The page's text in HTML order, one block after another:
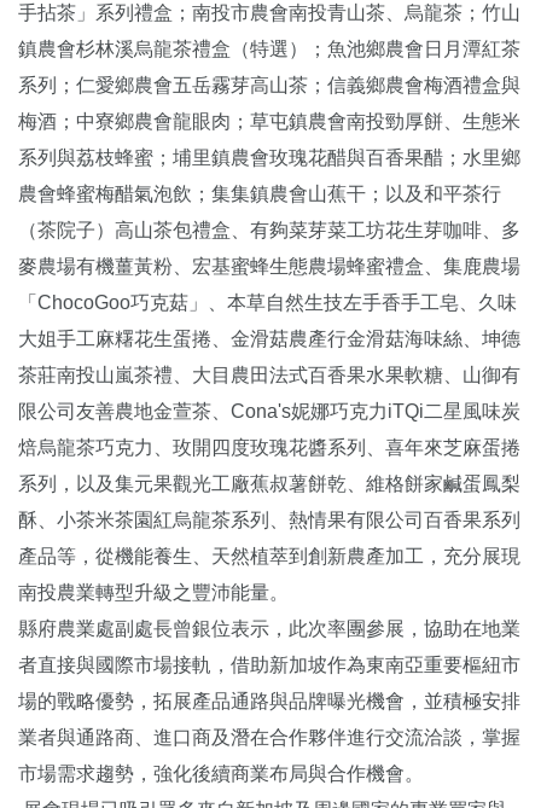
手拈茶」系列禮盒；南投市農會南投青山茶、烏龍茶；竹山
鎮農會杉林溪烏龍茶禮盒（特選）；魚池鄉農會日月潭紅茶
系列；仁愛鄉農會五岳霧芽高山茶；信義鄉農會梅酒禮盒與
梅酒；中寮鄉農會龍眼肉；草屯鎮農會南投勁厚餅、生態米
系列與荔枝蜂蜜；埔里鎮農會玫瑰花醋與百香果醋；水里鄉
農會蜂蜜梅醋氣泡飲；集集鎮農會山蕉干；以及和平茶行
（茶院子）高山茶包禮盒、有夠菜芽菜工坊花生芽咖啡、多
麥農場有機薑黃粉、宏基蜜蜂生態農場蜂蜜禮盒、集鹿農場
「ChocoGoo巧克菇」、本草自然生技左手香手工皂、久味
大姐手工麻糬花生蛋捲、金滑菇農產行金滑菇海味絲、坤德
茶莊南投山嵐茶禮、大目農田法式百香果水果軟糖、山御有
限公司友善農地金萱茶、Cona's妮娜巧克力iTQi二星風味炭
焙烏龍茶巧克力、玫開四度玫瑰花醬系列、喜年來芝麻蛋捲
系列，以及集元果觀光工廠蕉叔薯餅乾、維格餅家鹹蛋鳳梨
酥、小茶米茶園紅烏龍茶系列、熱情果有限公司百香果系列
產品等，從機能養生、天然植萃到創新農產加工，充分展現
南投農業轉型升級之豐沛能量。
縣府農業處副處長曾銀位表示，此次率團參展，協助在地業
者直接與國際市場接軌，借助新加坡作為東南亞重要樞紐市
場的戰略優勢，拓展產品通路與品牌曝光機會，並積極安排
業者與通路商、進口商及潛在合作夥伴進行交流洽談，掌握
市場需求趨勢，強化後續商業布局與合作機會。